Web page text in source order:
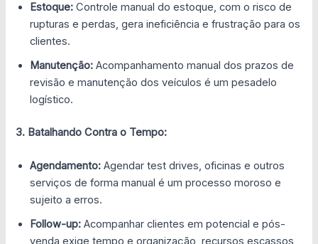
Estoque: Controle manual do estoque, com o risco de
rupturas e perdas, gera ineficiência e frustração para os
clientes.
Manutenção: Acompanhamento manual dos prazos de
revisão e manutenção dos veículos é um pesadelo
logístico.
3. Batalhando Contra o Tempo:
Agendamento: Agendar test drives, oficinas e outros
serviços de forma manual é um processo moroso e
sujeito a erros.
Follow-up: Acompanhar clientes em potencial e pós-
venda exige tempo e organização, recursos escassos